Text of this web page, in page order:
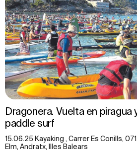
Dragonera. Vuelta en piragua
paddle surf
15.06.25 Kayaking , Carrer Es Conills,
Elm, Andratx, Illes Balears